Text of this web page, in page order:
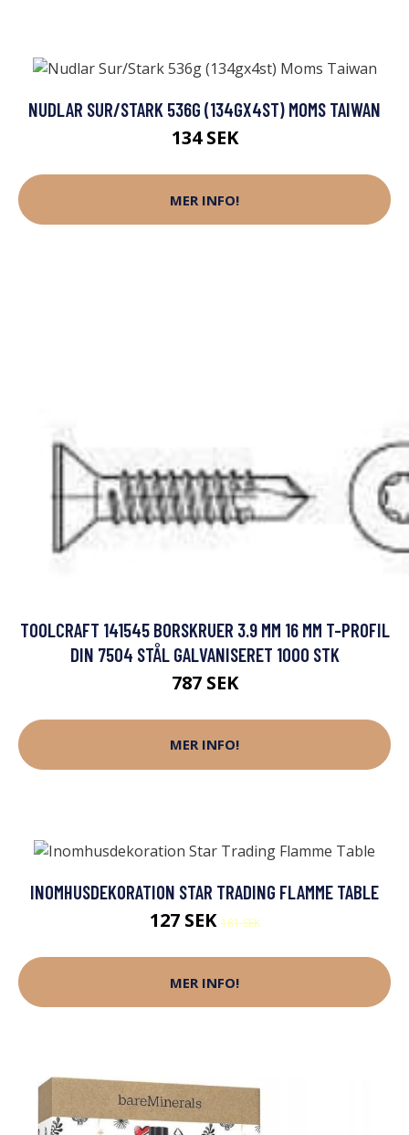
NUDLAR SUR/STARK 536G (134GX4ST) MOMS TAIWAN
134 SEK
MER INFO!
TOOLCRAFT 141545 BORSKRUER 3.9 MM 16 MM T-PROFIL
DIN 7504 STÅL GALVANISERET 1000 STK
787 SEK
MER INFO!
INOMHUSDEKORATION STAR TRADING FLAMME TABLE
127 SEK181 SEK
MER INFO!